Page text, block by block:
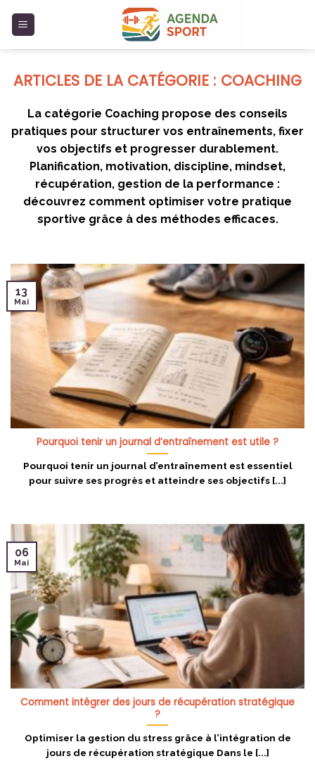
COACHING
La catégorie Coaching propose des conseils
pratiques pour structurer vos entraînements, fixer
vos objectifs et progresser durablement.
Planification, motivation, discipline, mindset,
récupération, gestion de la performance :
découvrez comment optimiser votre pratique
sportive grâce à des méthodes efficaces.
Pourquoi tenir un journal d’entraînement est utile ?
Pourquoi tenir un journal d’entraînement est essentiel
pour suivre ses progrès et atteindre ses objectifs [...]
13
Mai
Comment intégrer des jours de récupération stratégique
?
Optimiser la gestion du stress grâce à l’intégration de
jours de récupération stratégique Dans le [...]
06
Mai